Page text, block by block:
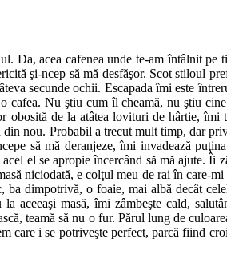
Da, acea cafenea unde te-am întâlnit
şi-ncep să mă desfăşor. Scot stiloul
secunde ochii. Escapada îmi este
Nu ştiu cum îl cheamă, nu ştiu
de la atâtea lovituri de hârtie,
nou. Probabil a trecut mult timp, dar
să mă deranjeze, îmi invadează
el se apropie încercând să mă ajute. Îi
niciodată, e colţul meu de rai în care-
dimpotrivă, o foaie, mai albă decât
masă, îmi zâmbeşte cald,
teamă să nu o fur. Părul lung de
i se potriveşte perfect, parcă fiind